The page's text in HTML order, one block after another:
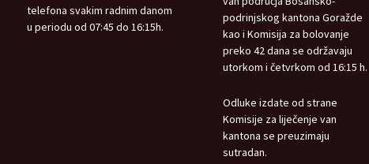
telefona svakim radnim danom
u periodu od 07:45 do 16:15h.
podrinjskog kantona Goražde
kao i Komisija za bolovanje
preko 42 dana se održavaju
utorkom i četvrkom od 16:15 h.
Odluke izdate od strane
Komisije za liječenje van
kantona se preuzimaju
sutradan.